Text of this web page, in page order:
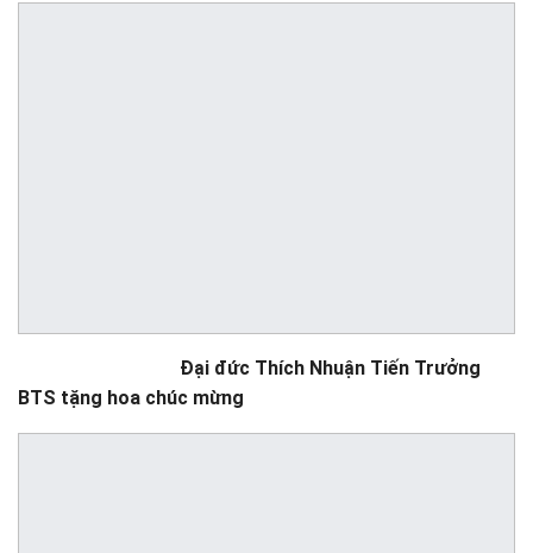
Đại đức Thích Nhuận Tiến Trưởng
BTS tặng hoa chúc mừng